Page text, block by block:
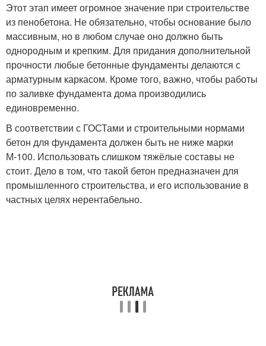
Этот этап имеет огромное значение при строительстве
из пенобетона. Не обязательно, чтобы основание было
массивным, но в любом случае оно должно быть
однородным и крепким. Для придания дополнительной
прочности любые бетонные фундаменты делаются с
арматурным каркасом. Кроме того, важно, чтобы работы
по заливке фундамента дома производились
единовременно.
В соответствии с ГОСТами и строительными нормами
бетон для фундамента должен быть не ниже марки
М-100. Использовать слишком тяжёлые составы не
стоит. Дело в том, что такой бетон предназначен для
промышленного строительства, и его использование в
частных целях нерентабельно.